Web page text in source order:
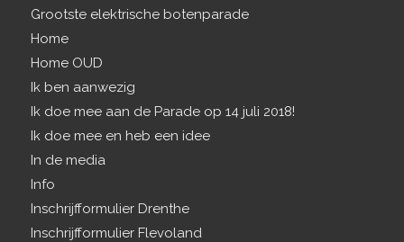
Grootste elektrische botenparade
Home
Home OUD
Ik ben aanwezig
Ik doe mee aan de Parade op 14 juli 2018!
Ik doe mee en heb een idee
In de media
Info
Inschrijfformulier Drenthe
Inschrijfformulier Flevoland